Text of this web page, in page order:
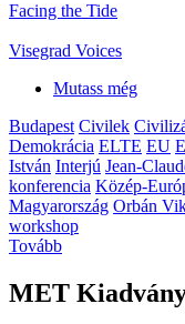
Facing the Tide
Visegrad Voices
Mutass még
Budapest Civilek
Demokrácia ELTE EU
István Interjú Jean-
konferencia Közép-
Magyarország Orbán
workshop
Tovább
MET